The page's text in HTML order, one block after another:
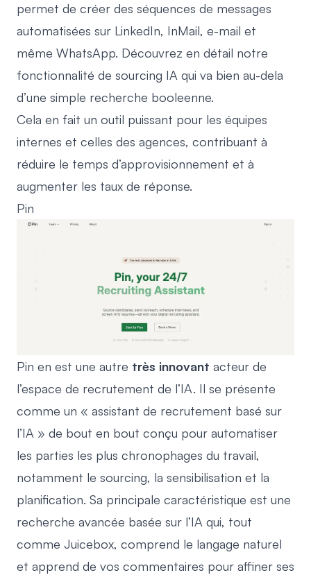
permet de créer des séquences de messages
automatisées sur LinkedIn, InMail, e-mail et
même WhatsApp. Découvrez en détail notre
fonctionnalité de sourcing IA qui va bien au-dela
d’une simple recherche booleenne.
Cela en fait un outil puissant pour les équipes
internes et celles des agences, contribuant à
réduire le temps d’approvisionnement et à
augmenter les taux de réponse.
Pin
Pin en est une autre très innovant acteur de
l’espace de recrutement de l’IA. Il se présente
comme un « assistant de recrutement basé sur
l’IA » de bout en bout conçu pour automatiser
les parties les plus chronophages du travail,
notamment le sourcing, la sensibilisation et la
planification. Sa principale caractéristique est une
recherche avancée basée sur l’IA qui, tout
comme Juicebox, comprend le langage naturel
et apprend de vos commentaires pour affiner ses